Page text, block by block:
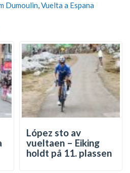
Dumoulin,Vuelta a Espana
López sto av
vueltaen – Eiking
holdt på 11. plassen